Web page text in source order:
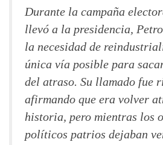
Durante la campaña
llevó a la presidencia,
la necesidad de
única vía posible para
del atraso. Su llamado fue
afirmando que era volver
historia, pero mientras los
políticos patrios dejaban